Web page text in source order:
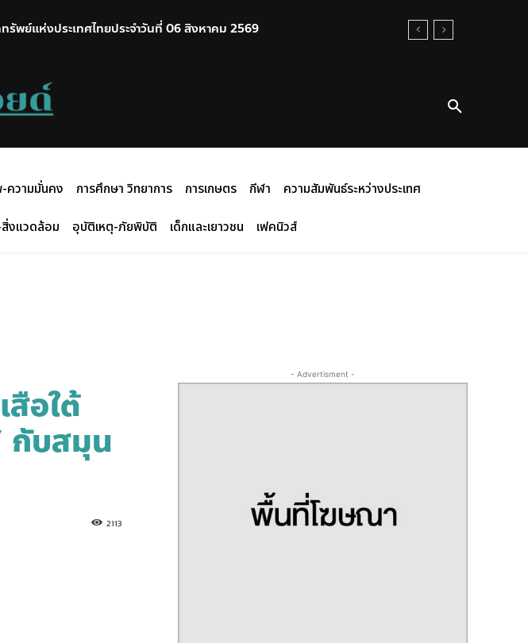
รัพย์แห่งประเทศไทยประจำวันที่ 06 สิงหาคม 2569
ความมั่นคง การศึกษา วิทยาการ การเกษตร กีฬา
ความสัมพันธ์ระหว่างประเทศ
งแวดล้อม อุบัติเหตุ-ภัยพิบัติ เด็กและเยาวชน เฟคนิวส์
สือใต้
กับสมุน
2113
- Advertisment -